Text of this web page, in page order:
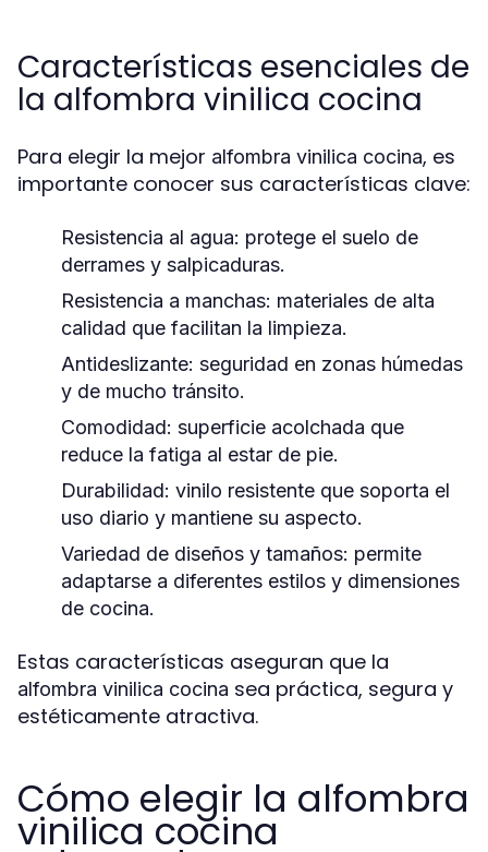
Características esenciales de
la alfombra vinilica cocina
Para elegir la mejor alfombra vinilica cocina, es
importante conocer sus características clave:
Resistencia al agua: protege el suelo de
derrames y salpicaduras.
Resistencia a manchas: materiales de alta
calidad que facilitan la limpieza.
Antideslizante: seguridad en zonas húmedas
y de mucho tránsito.
Comodidad: superficie acolchada que
reduce la fatiga al estar de pie.
Durabilidad: vinilo resistente que soporta el
uso diario y mantiene su aspecto.
Variedad de diseños y tamaños: permite
adaptarse a diferentes estilos y dimensiones
de cocina.
Estas características aseguran que la
alfombra vinilica cocina sea práctica, segura y
estéticamente atractiva.
Cómo elegir la alfombra
vinilica cocina